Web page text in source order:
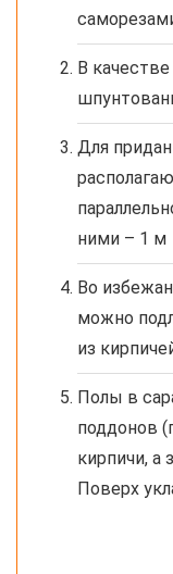
В
Для
ними – 1 м
Во
можно
из
Полы в
поддонов
кирпичи, а
Поверх